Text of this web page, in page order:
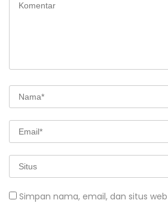
Simpan nama, email, dan situs